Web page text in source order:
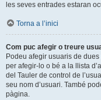
les seves entrades estaran
Torna a l’inici
Com puc afegir o treure
Podeu afegir usuaris de
per afegir-lo o bé a la llista
del Tauler de control de
seu nom d’usuari. També
pàgina.